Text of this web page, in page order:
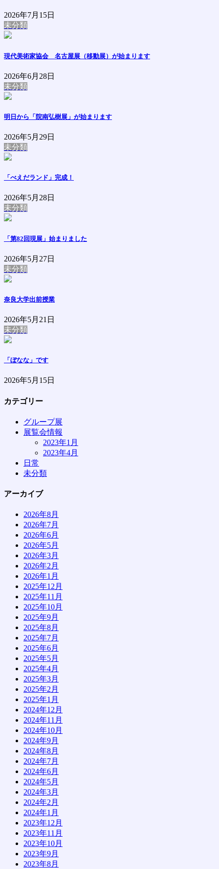
2026年7月15日
未分類
現代美術家協会 名古屋展（移動展）が始まります
2026年6月28日
未分類
明日から「院南弘樹展」が始まります
2026年5月29日
未分類
「べえだランド」完成！
2026年5月28日
未分類
「第82回現展」始まりました
2026年5月27日
未分類
奈良大学出前授業
2026年5月21日
未分類
「ぼなな」です
2026年5月15日
カテゴリー
グループ展
展覧会情報
2023年1月
2023年4月
日常
未分類
アーカイブ
2026年8月
2026年7月
2026年6月
2026年5月
2026年3月
2026年2月
2026年1月
2025年12月
2025年11月
2025年10月
2025年9月
2025年8月
2025年7月
2025年6月
2025年5月
2025年4月
2025年3月
2025年2月
2025年1月
2024年12月
2024年11月
2024年10月
2024年9月
2024年8月
2024年7月
2024年6月
2024年5月
2024年3月
2024年2月
2024年1月
2023年12月
2023年11月
2023年10月
2023年9月
2023年8月